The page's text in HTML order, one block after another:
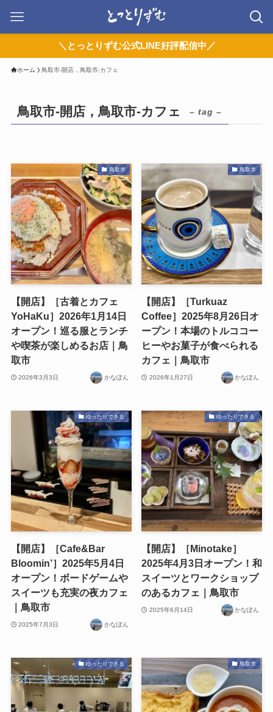
＼とっとりずむ公式LINE好評配信中／
ホーム 鳥取市-開店，鳥取市-カフェ
鳥取市-開店，鳥取市-カフェ – tag –
鳥取市
【開店】［古着とカフェ
YoHaKu］2026年1月14日
オープン！巡る服とランチ
や喫茶が楽しめるお店｜鳥
取市
2026年3月3日 かなぽん
鳥取市
【開店】［Turkuaz
Coffee］2025年8月26日オ
ープン！本場のトルココー
ヒーやお菓子が食べられる
カフェ｜鳥取市
2026年1月27日 かなぽん
ゆったりできる
【開店】［Cafe&Bar
Bloomin’］2025年5月4日
オープン！ボードゲームや
スイーツも充実の夜カフェ
｜鳥取市
2025年7月3日 かなぽん
ゆったりできる
【開店】［Minotake］
2025年4月3日オープン！和
スイーツとワークショップ
のあるカフェ｜鳥取市
2025年6月14日 かなぽん
ゆったりできる 鳥取市